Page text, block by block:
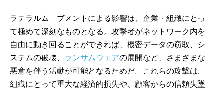
ラテラルムーブメントによる影響は、企業・組織にとっ
て極めて深刻なものとなる。攻撃者がネットワーク内を
自由に動き回ることができれば、機密データの窃取、シ
ステムの破壊、 ランサムウェアの展開など、さまざまな
悪意を伴う活動が可能となるためだ。これらの攻撃は、
組織にとって重大な経済的損失や、顧客からの信頼失墜